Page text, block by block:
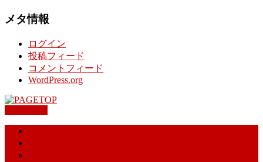
メタ情報
ログイン
投稿フィード
コメントフィード
WordPress.org